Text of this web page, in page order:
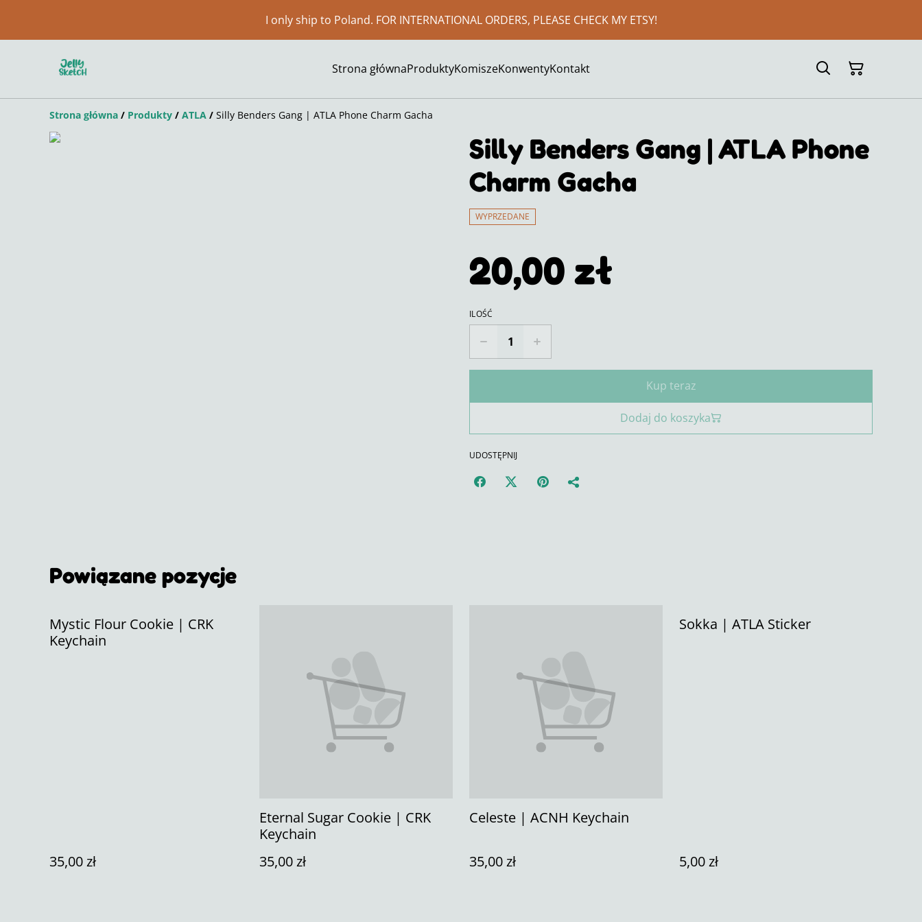
I only ship to Poland. FOR INTERNATIONAL ORDERS, PLEASE CHECK MY ETSY!
Strona głównaProduktyKomiszeKonwentyKontakt
Strona główna / Produkty / ATLA / Silly Benders Gang | ATLA Phone Charm Gacha
Silly Benders Gang | ATLA Phone
Charm Gacha
WYPRZEDANE
20,00 zł
ILOŚĆ
Kup teraz
Dodaj do koszyka
UDOSTĘPNIJ
Powiązane pozycje
Mystic Flour Cookie | CRK
Keychain
35,00 zł
Eternal Sugar Cookie | CRK
Keychain
35,00 zł
Celeste | ACNH Keychain
35,00 zł
Sokka | ATLA Sticker
5,00 zł